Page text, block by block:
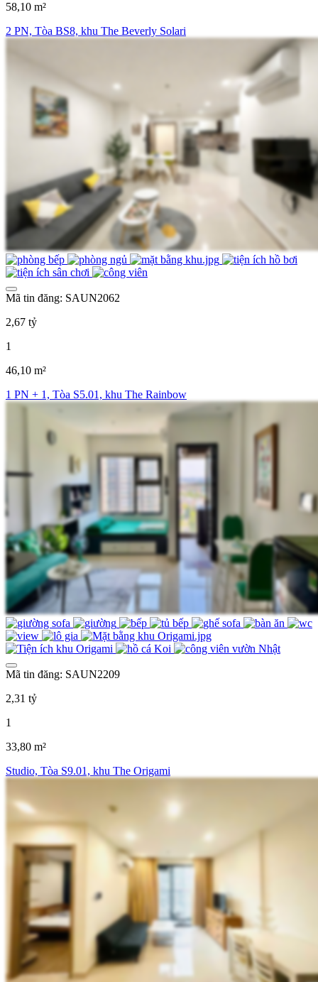
58,10 m²
2 PN, Tòa BS8, khu The Beverly Solari
Mã tin đăng: SAUN2062
2,67 tỷ
1
46,10 m²
1 PN + 1, Tòa S5.01, khu The Rainbow
Mã tin đăng: SAUN2209
2,31 tỷ
1
33,80 m²
Studio, Tòa S9.01, khu The Origami